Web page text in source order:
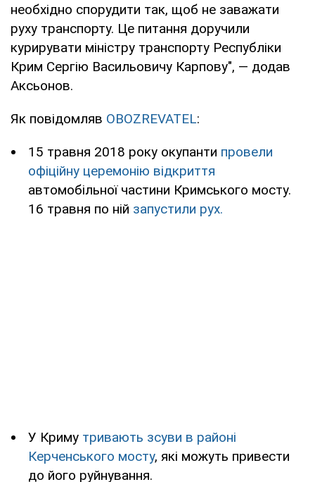
необхідно спорудити так, щоб не заважати
руху транспорту. Це питання доручили
курирувати міністру транспорту Республіки
Крим Сергію Васильовичу Карпову", — додав
Аксьонов.
Як повідомляв OBOZREVATEL:
15 травня 2018 року окупанти провели
офіційну церемонію відкриття
автомобільної частини Кримського мосту.
16 травня по ній запустили рух.
У Криму тривають зсуви в районі
Керченського мосту, які можуть привести
до його руйнування.